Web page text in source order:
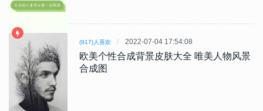
(917)人喜欢 2022-07-04 17:54:08
欧美个性合成背景皮肤大全 唯美人物风景
合成图